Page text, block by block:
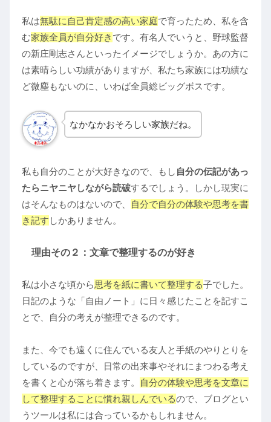
私は無駄に自己肯定感の高い家庭で育ったため、私を含
む家族全員が自分好き です。有名人でいうと、野球監督
の新庄剛志さんといったイメージでしょうか。あの方に
は素晴らしい功績がありますが、私たち家族には功績な
ど微塵もないのに、いわば全員総ビッグボスです。
なかなかおそろしい家族だね。
私も自分のことが大好きなので、もし 自分の伝記があっ
たらニヤニヤしながら読破するでしょう。しかし現実に
はそんなものはないので、
自分で自分の体験や思考を書
き記す しかありません。
理由その２：文章で整理するのが好き
私は小さな頃から思考を紙に書いて整理する子でした。
日記のような「自由ノート」に日々感じたことを記すこ
とで、自分の考えが整理できるのです。
また、今でも遠くに住んでいる友人と手紙のやりとりを
しているのですが、日常の出来事やそれにまつわる考え
を書くと心が落ち着きます。
自分の体験や思考を文章に
して整理することに慣れ親しんでいるので、ブログとい
うツールは私には合っているかもしれません。